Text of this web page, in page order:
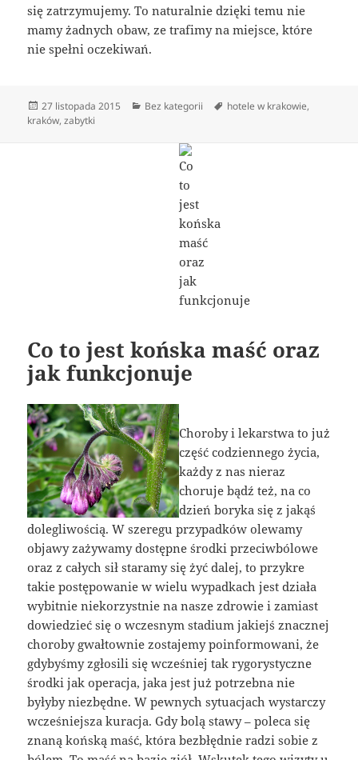
się zatrzymujemy. To naturalnie dzięki temu nie
mamy żadnych obaw, ze trafimy na miejsce, które
nie spełni oczekiwań.
Data
publikacji
27 listopada 2015 Kategorie
Bez kategorii Tagi
hotele w krakowie,
kraków,zabytki
Co to jest końska maść oraz
jak funkcjonuje
Choroby i lekarstwa to już
część codziennego życia,
każdy z nas nieraz
choruje bądź też, na co
dzień boryka się z jakąś
dolegliwością. W szeregu przypadków olewamy
objawy zażywamy dostępne środki przeciwbólowe
oraz z całych sił staramy się żyć dalej, to przykre
takie postępowanie w wielu wypadkach jest działa
wybitnie niekorzystnie na nasze zdrowie i zamiast
dowiedzieć się o wczesnym stadium jakiejś znacznej
choroby gwałtownie zostajemy poinformowani, że
gdybyśmy zgłosili się wcześniej tak rygorystyczne
środki jak operacja, jaka jest już potrzebna nie
byłyby niezbędne. W pewnych sytuacjach wystarczy
wcześniejsza kuracja. Gdy bolą stawy – poleca się
znaną końską maść, która bezbłędnie radzi sobie z